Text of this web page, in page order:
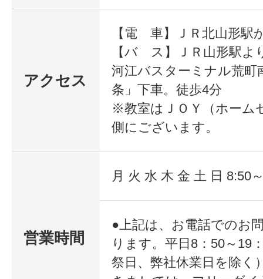
えたスクール選びをお勧めします。
福祉の専門校 三幸福祉ｶﾚｯｼﾞな
力。
１．熱心な指導！現場経験豊かな
につくまで、一人ひとりを丁寧に
講日を変更したいときも、無料で
できます。３．専門校だからでき
インナップ！基本のキャリアパス
アクセス
【電 車】ＪＲ北山形駅
【バ ス】ＪＲ山形駅よ
河江バスターミナル荒町
条」下車。徒歩4分
※教室はＪＯＹ（ホーム
側にございます。
営業時間
月 火 水 木 金 土 日 8:50
●上記は、お電話でのお
ります。平日8：50～19
祭日、弊社休業日を除く